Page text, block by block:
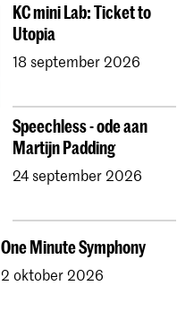
KC mini Lab: Ticket to
Utopia
18 september 2026
Speechless - ode aan
Martijn Padding
24 september 2026
One Minute Symphony
2 oktober 2026